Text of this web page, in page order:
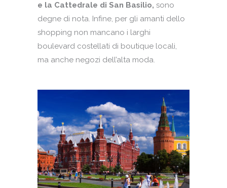
e la Cattedrale di San Basilio, sono
degne di nota. Infine, per gli amanti dello
shopping non mancano i larghi
boulevard costellati di boutique locali,
ma anche negozi dell’alta moda.